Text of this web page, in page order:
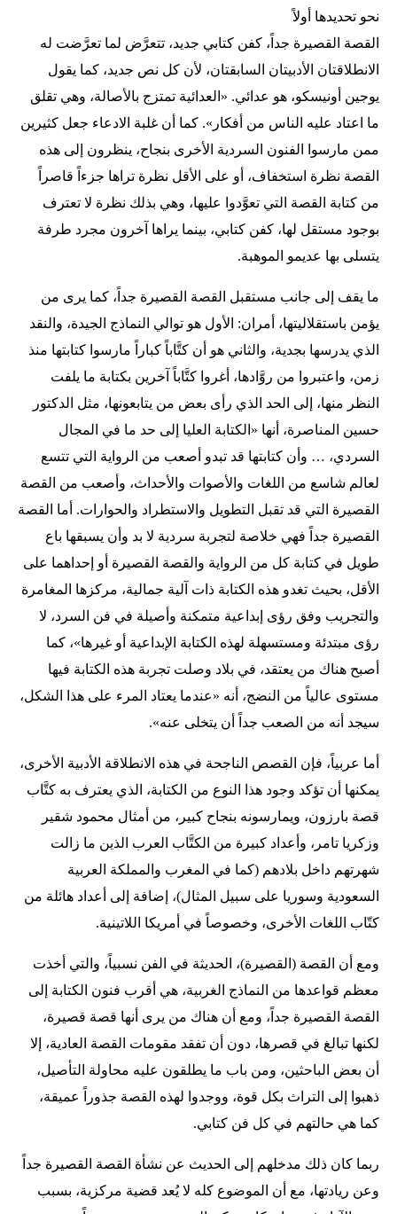
نحو تحديدها أولاً
القصة القصيرة جداً، كفن كتابي جديد، تتعرَّض لما تعرَّضت له
الانطلاقتان الأدبيتان السابقتان، لأن كل نص جديد، كما يقول
يوجين أونيسكو، هو عدائي. «العدائية تمتزج بالأصالة، وهي تقلق
ما اعتاد عليه الناس من أفكار». كما أن غلبة الادعاء جعل كثيرين
ممن مارسوا الفنون السردية الأخرى بنجاح، ينظرون إلى هذه
القصة نظرة استخفاف، أو على الأقل نظرة تراها جزءاً قاصراً
من كتابة القصة التي تعوَّدوا عليها، وهي بذلك نظرة لا تعترف
بوجود مستقل لها، كفن كتابي، بينما يراها آخرون مجرد طرفة
يتسلى بها عديمو الموهبة.
ما يقف إلى جانب مستقبل القصة القصيرة جداً، كما يرى من
يؤمن باستقلاليتها، أمران: الأول هو توالي النماذج الجيدة، والنقد
الذي يدرسها بجدية، والثاني هو أن كتَّاباً كباراً مارسوا كتابتها منذ
زمن، واعتبروا من روَّادها، أغروا كتَّاباً آخرين بكتابة ما يلفت
النظر منها، إلى الحد الذي رأى بعض من يتابعونها، مثل الدكتور
حسين المناصرة، أنها «الكتابة العليا إلى حد ما في المجال
السردي، … وأن كتابتها قد تبدو أصعب من الرواية التي تتسع
لعالم شاسع من اللغات والأصوات والأحداث، وأصعب من القصة
القصيرة التي قد تقبل التطويل والاستطراد والحوارات. أما القصة
القصيرة جداً فهي خلاصة لتجربة سردية لا بد وأن يسبقها باع
طويل في كتابة كل من الرواية والقصة القصيرة أو إحداهما على
الأقل، بحيث تغدو هذه الكتابة ذات آلية جمالية، مركزها المغامرة
والتجريب وفق رؤى إبداعية متمكنة وأصيلة في فن السرد، لا
رؤى مبتدئة ومستسهلة لهذه الكتابة الإبداعية أو غيرها»، كما
أصبح هناك من يعتقد، في بلاد وصلت تجربة هذه الكتابة فيها
مستوى عالياً من النضج، أنه «عندما يعتاد المرء على هذا الشكل،
سيجد أنه من الصعب جداً أن يتخلى عنه».
أما عربياً، فإن القصص الناجحة في هذه الانطلاقة الأدبية الأخرى،
يمكنها أن تؤكد وجود هذا النوع من الكتابة، الذي يعترف به كتَّاب
قصة بارزون، ويمارسونه بنجاح كبير، من أمثال محمود شقير
وزكريا تامر، وأعداد كبيرة من الكتَّاب العرب الذين ما زالت
شهرتهم داخل بلادهم (كما في المغرب والمملكة العربية
السعودية وسوريا على سبيل المثال)، إضافة إلى أعداد هائلة من
كتّاب اللغات الأخرى، وخصوصاً في أمريكا اللاتينية.
ومع أن القصة (القصيرة)، الحديثة في الفن نسبياً، والتي أخذت
معظم قواعدها من النماذج الغربية، هي أقرب فنون الكتابة إلى
القصة القصيرة جداً، ومع أن هناك من يرى أنها قصة قصيرة،
لكنها تبالغ في قصرها، دون أن تفقد مقومات القصة العادية، إلا
أن بعض الباحثين، ومن باب ما يطلقون عليه محاولة التأصيل،
ذهبوا إلى التراث بكل قوة، ووجدوا لهذه القصة جذوراً عميقة،
كما هي حالتهم في كل فن كتابي.
ربما كان ذلك مدخلهم إلى الحديث عن نشأة القصة القصيرة جداً
وعن ريادتها، مع أن الموضوع كله لا يُعد قضية مركزية، بسبب